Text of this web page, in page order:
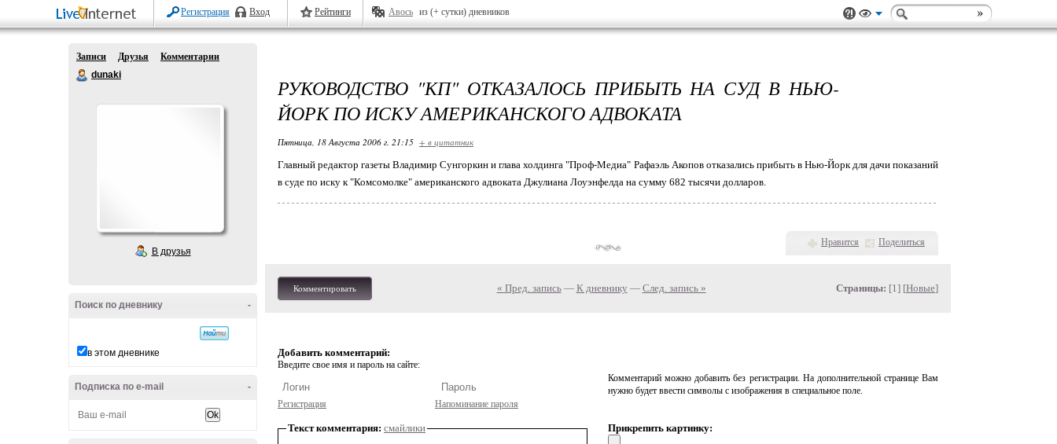
Регистрация Вход Рейтинги Авось из (+ сутки) дневников
Записи Друзья
Комментарии
dunaki
В друзья
-
Поиск по дневнику
в этом дневнике
-
Подписка по e-mail
РУКОВОДСТВО "КП" ОТКАЗАЛОСЬ ПРИБЫТЬ НА СУД В НЬЮ-
ЙОРК ПО ИСКУ АМЕРИКАНСКОГО АДВОКАТА
Пятница, 18 Августа 2006 г. 21:15 + в цитатник
Главный редактор газеты Владимир Сунгоркин и глава холдинга "Проф-Медиа" Рафаэль Акопов отказались прибыть в Нью-Йорк для дачи показаний
в суде по иску к "Комсомолке" американского адвоката Джулиана Лоуэнфелда на сумму 682 тысячи долларов.
Нравится Поделиться
Комментировать « Пред. запись— К дневнику — След. запись » Страницы: [1] [Новые]
Добавить комментарий:
Введите свое имя и пароль на сайте:
Регистрация Напоминание пароля
Комментарий можно добавить без регистрации. На дополнительной странице Вам
нужно будет ввести символы с изображения в специальное поле.
Текст комментария: смайлики Прикрепить картинку: